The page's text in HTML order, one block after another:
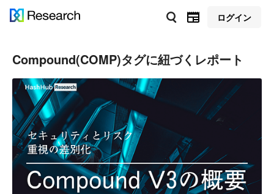
ログイン
Compound(COMP)タグに紐づくレポート